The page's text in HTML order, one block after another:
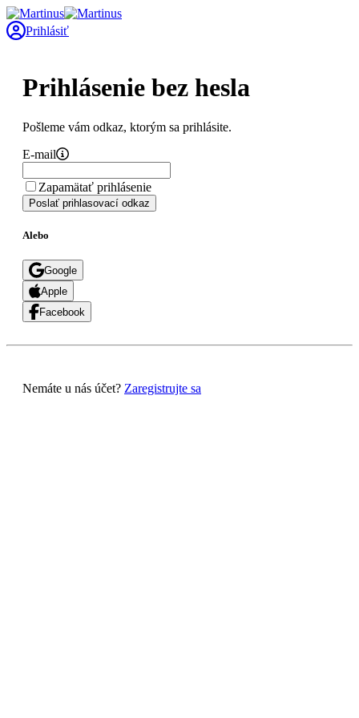
Prihlásiť
Prihlásenie bez hesla
Pošleme vám odkaz, ktorým sa prihlásite.
E-mail
Zapamätať prihlásenie
Poslať prihlasovací odkaz
Alebo
Google
Apple
Facebook
Nemáte u nás účet? Zaregistrujte sa